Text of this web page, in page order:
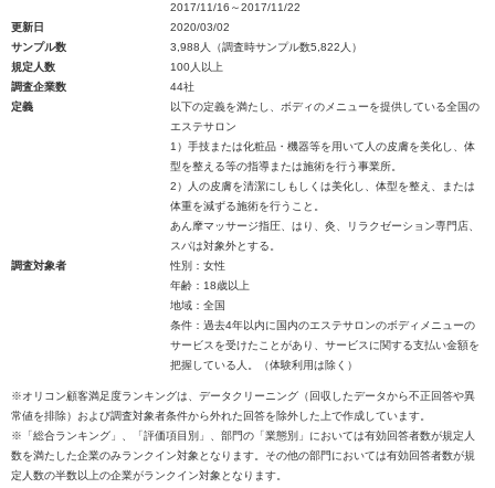
2017/11/16～2017/11/22
更新日
2020/03/02
サンプル数
3,988人（調査時サンプル数5,822人）
規定人数
100人以上
調査企業数
44社
定義
以下の定義を満たし、ボディのメニューを提供している全国の
エステサロン
1）手技または化粧品・機器等を用いて人の皮膚を美化し、体
型を整える等の指導または施術を行う事業所。
2）人の皮膚を清潔にしもしくは美化し、体型を整え、または
体重を減ずる施術を行うこと。
あん摩マッサージ指圧、はり、灸、リラクゼーション専門店、
スパは対象外とする。
調査対象者
性別：女性
年齢：18歳以上
地域：全国
条件：過去4年以内に国内のエステサロンのボディメニューの
サービスを受けたことがあり、サービスに関する支払い金額を
把握している人。（体験利用は除く）
※オリコン顧客満足度ランキングは、データクリーニング（回収したデータから不正回答や異
常値を排除）および調査対象者条件から外れた回答を除外した上で作成しています。
※「総合ランキング」、「評価項目別」、部門の「業態別」においては有効回答者数が規定人
数を満たした企業のみランクイン対象となります。その他の部門においては有効回答者数が規
定人数の半数以上の企業がランクイン対象となります。